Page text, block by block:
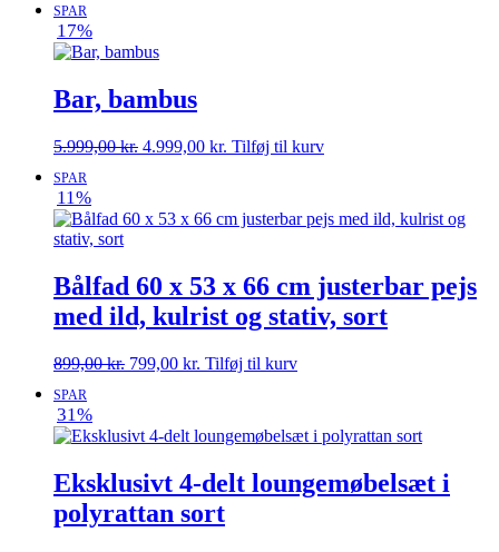
SPAR
17%
Bar, bambus
5.999,00kr. Den
5.999,00 kr..
4.999,00 kr. Den
4.999,00 kr..
Tilføj til kurv
SPAR
11%
Bålfad 60 x 53 x 66 cm justerbar pejs
med ild, kulrist og stativ, sort
899,00kr. Den
899,00 kr..
799,00 kr. Den
799,00 kr..
Tilføj til kurv
SPAR
31%
Eksklusivt 4-delt loungemøbelsæt i
polyrattan sort